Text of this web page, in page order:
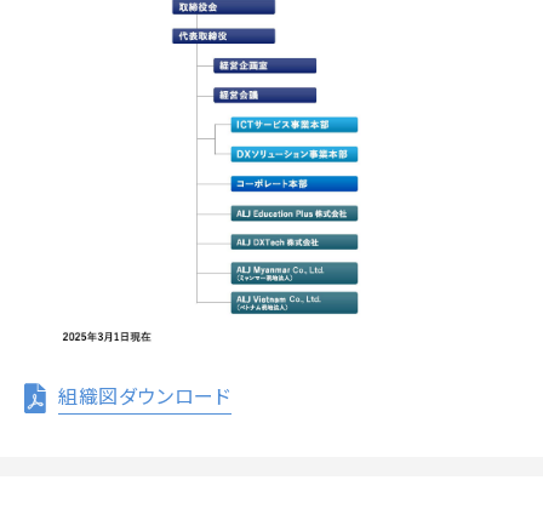
組織図ダウンロード